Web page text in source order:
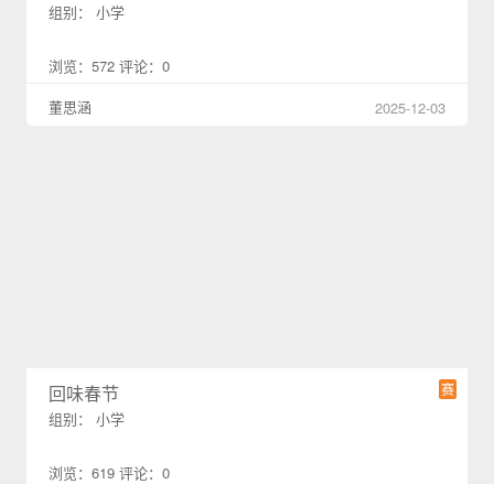
组别： 小学
浏览：572 评论：0
董思涵
2025-12-03
赛
回味春节
组别： 小学
浏览：619 评论：0